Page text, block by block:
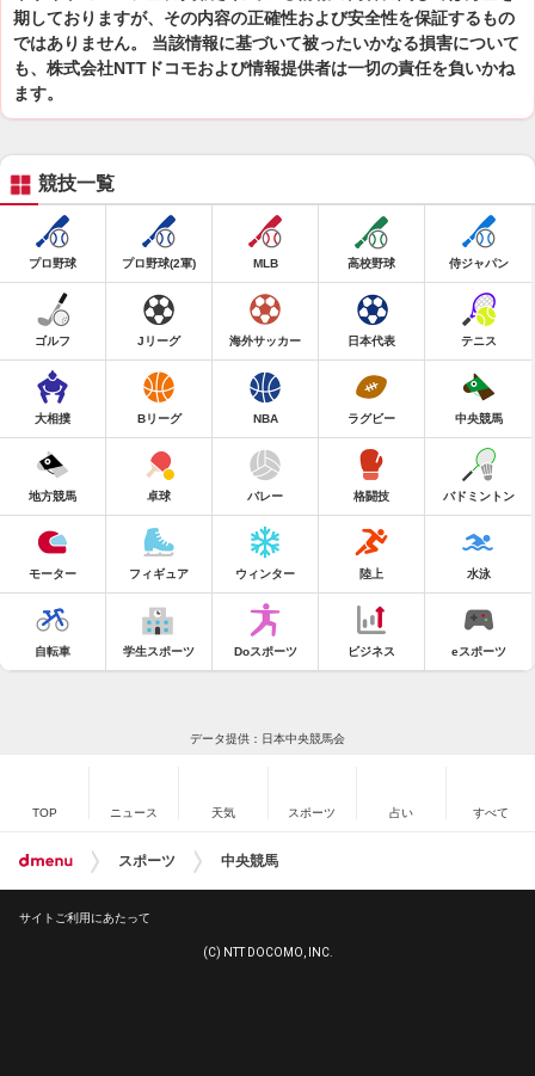
期しておりますが、その内容の正確性および安全性を保証するもの
ではありません。 当該情報に基づいて被ったいかなる損害について
も、株式会社NTTドコモおよび情報提供者は一切の責任を負いかね
ます。
競技一覧
プロ野球 プロ野球(2軍) MLB 高校野球 侍ジャパン
ゴルフ Jリーグ 海外サッカー 日本代表 テニス
大相撲 Bリーグ NBA ラグビー 中央競馬
地方競馬 卓球 バレー 格闘技 バドミントン
モーター フィギュア ウィンター 陸上 水泳
自転車 学生スポーツ Doスポーツ ビジネス eスポーツ
データ提供：日本中央競馬会
TOP ニュース 天気 スポーツ 占い すべて
スポーツ 中央競馬
サイトご利用にあたって
(C) NTT DOCOMO, INC.